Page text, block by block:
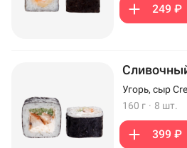
249 ₽
Угорь, сыр
160 г · 8 шт.
399 ₽